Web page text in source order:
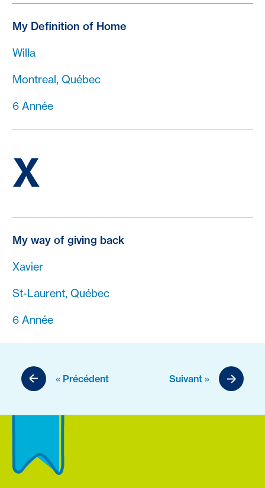
My Definition of Home
Willa
Montreal, Québec
6 Année
X
My way of giving back
Xavier
St-Laurent, Québec
6 Année
« Précédent Suivant »